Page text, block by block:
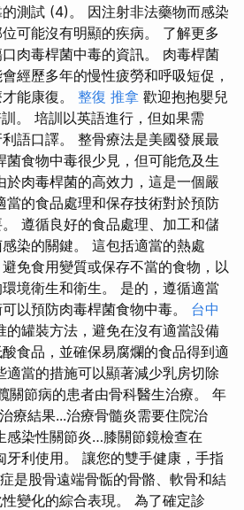
測試 (4)。 因注射非法藥物而感染
可能沒有明顯的疾病。 了解更多
肉毒桿菌中毒的資訊。 肉毒桿菌
經歷多年的慢性疲勞和呼吸短促，
能康復。 整復 推拿 歡迎抱抱嬰兒
。 培訓以英語進行，但如果需
語口譯。 整骨療法是美國發展最
菌食物中毒很少見，但可能危及生
於肉毒桿菌的高效力，這是一個嚴
當的食品處理和保存技術對於預防
遵循良好的食品處理、加工和儲
染的關鍵。 這包括適當的熱處
免食用變質或保存不當的食物，以
境衛生和衛生。 是的，遵循適當
以預防肉毒桿菌食物中毒。 台中
的罐裝方法，避免在沒有適當設備
食品，並確保易腐爛的食品得到適
適當的措施可以顯著減少乳房切除
關節病的患者由骨科醫生治療。 年
療結果​​...治療骨髓炎需要住院治
感染性關節炎…膝關節鏡檢查在
牙利使用。 讓您的雙手健康，手指
是股骨遠端骨骺的骨骼、軟骨和結
變化的綜合表現。 為了確定診